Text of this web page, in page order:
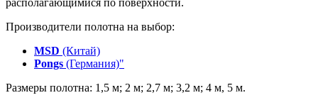
располагающимися по поверхности.
Производители полотна на выбор:
MSD (Китай)
Pongs (Германия)"
Размеры полотна: 1,5 м; 2 м; 2,7 м; 3,2 м; 4 м, 5 м.